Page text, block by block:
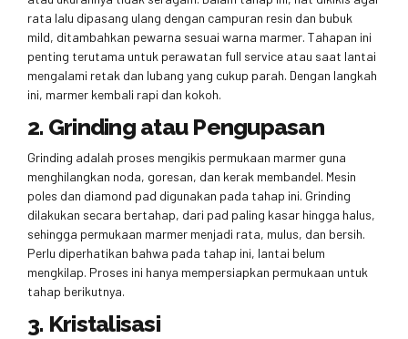
rata lalu dipasang ulang dengan campuran resin dan bubuk
mild, ditambahkan pewarna sesuai warna marmer. Tahapan ini
penting terutama untuk perawatan full service atau saat lantai
mengalami retak dan lubang yang cukup parah. Dengan langkah
ini, marmer kembali rapi dan kokoh.
2. Grinding atau Pengupasan
Grinding adalah proses mengikis permukaan marmer guna
menghilangkan noda, goresan, dan kerak membandel. Mesin
poles dan diamond pad digunakan pada tahap ini. Grinding
dilakukan secara bertahap, dari pad paling kasar hingga halus,
sehingga permukaan marmer menjadi rata, mulus, dan bersih.
Perlu diperhatikan bahwa pada tahap ini, lantai belum
mengkilap. Proses ini hanya mempersiapkan permukaan untuk
tahap berikutnya.
3. Kristalisasi